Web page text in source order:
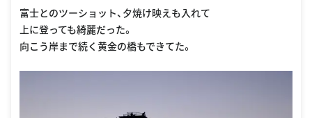
富士とのツーショット、夕焼け映えも入れて
上に登っても綺麗だった。
向こう岸まで続く黄金の橋もできてた。